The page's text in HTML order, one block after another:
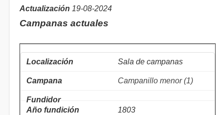
Actualización 19-08-2024
Campanas actuales
Sala de campanas
Campanillo menor (1)
1803